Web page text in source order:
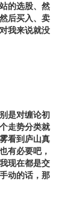
的选股、然
后买入、卖
我来说就没
是对缠论初
走势分类就
看到庐山真
有必要吧，
现在都是交
动的话，那